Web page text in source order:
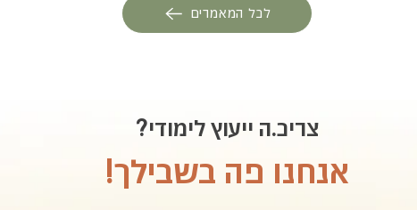
לכל המאמרים
צריכ.ה ייעוץ לימודי?
אנחנו פה בשבילך!